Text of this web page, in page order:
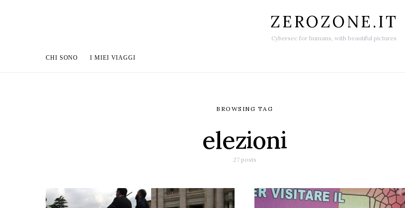
ZEROZONE.IT
Cybersec for humans, with beautiful pictures
CHI SONO I MIEI VIAGGI
BROWSING TAG
elezioni
27 posts